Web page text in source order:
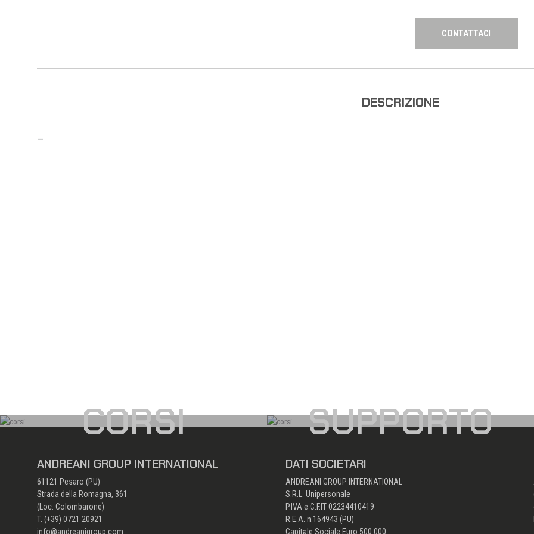
CONTATTACI
DESCRIZIONE
—
CORSI SUPPORTO
ANDREANI GROUP INTERNATIONAL
61121 Pesaro (PU)
Strada della Romagna, 361
(Loc. Colombarone)
T. (+39) 0721 20921
info@andreanigroup.com
DATI SOCIETARI
ANDREANI GROUP INTERNATIONAL
S.R.L. Unipersonale
P.IVA e C.F.IT 02234410419
R.E.A. n.164943 (PU)
Capitale Sociale Euro 500.000